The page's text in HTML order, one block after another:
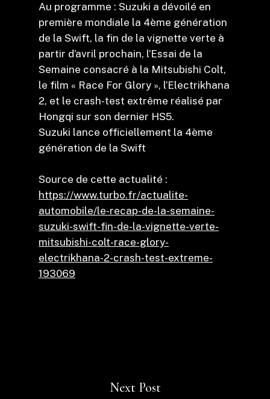
Au programme : Suzuki a dévoilé en
première mondiale la 4ème génération
de la Swift, la fin de la vignette verte à
partir d’avril prochain, l’Essai de la
Semaine consacré à la Mitsubishi Colt,
le film « Race For Glory », l’Electrikhana
2, et le crash-test extrême réalisé par
Hongqi sur son dernier HS5.
Suzuki lance officiellement la 4ème
génération de la Swift
Source de cette actualité :
https://www.turbo.fr/actualite-
automobile/le-recap-de-la-semaine-
suzuki-swift-fin-de-la-vignette-verte-
mitsubishi-colt-race-glory-
electrikhana-2-crash-test-extreme-
193069
Next Post